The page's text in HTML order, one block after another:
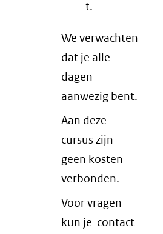
t.
We verwachten
dat je alle
dagen
aanwezig bent.
Aan deze
cursus zijn
geen kosten
verbonden.
Voor vragen
kun je contact